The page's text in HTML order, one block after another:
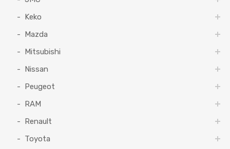
Keko
Mazda
Mitsubishi
Nissan
Peugeot
RAM
Renault
Toyota